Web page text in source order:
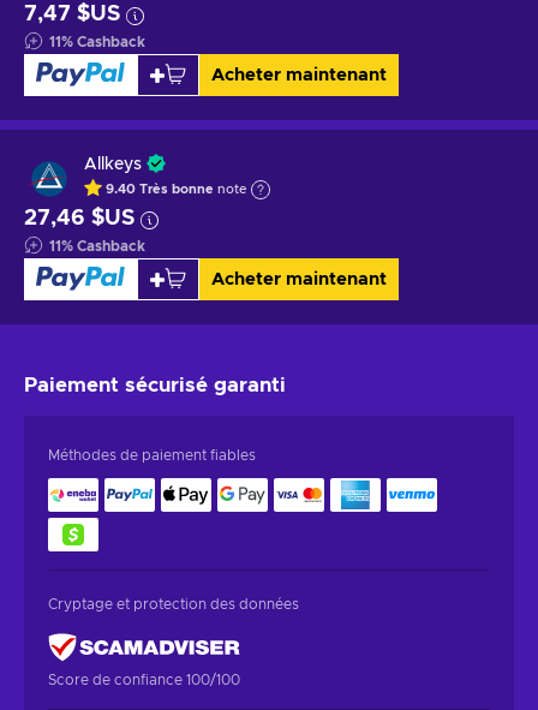
7,47 $US
11% Cashback
Acheter maintenant
Allkeys
9.40 Très bonne note
27,46 $US
11% Cashback
Acheter maintenant
Paiement sécurisé garanti
Méthodes de paiement fiables
Cryptage et protection des données
Score de confiance 100/100